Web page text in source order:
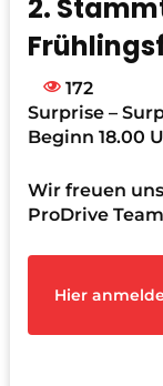
2.
172
Surprise –
Beginn 18.00
Wir freuen
ProDrive Team
Hier